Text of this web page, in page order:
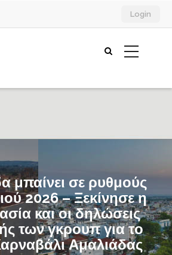
Login
μπαίνει σε ρυθμούς
2026 – Ξεκίνησε η
και οι δηλώσεις
των γκρουπ για το
Αμαλιάδας